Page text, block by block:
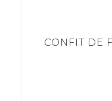
CONFIT DE